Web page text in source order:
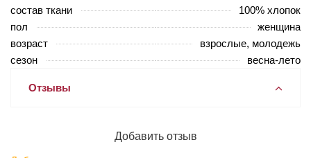
состав ткани
100% хлопок
пол
женщина
возраст
взрослые, молодежь
сезон
весна-лето
Отзывы
Добавить отзыв